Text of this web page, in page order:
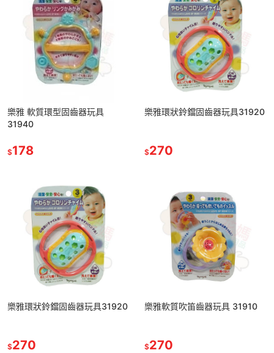
樂雅 軟質環型固齒器玩具
31940
$178
樂雅環狀鈴鐺固齒器玩具31920
$270
樂雅環狀鈴鐺固齒器玩具31920
$270
樂雅軟質吹笛齒器玩具 31910
$270